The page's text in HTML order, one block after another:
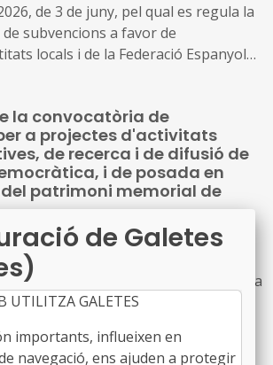
de 3 de juny, pel qual es regula la
subvencions a favor de
locals i de la Federació Espanyola
restes de persones víctimes de la
i la dictadura.
la convocatòria de
a projectes d'activitats
de recerca i de difusió de
i de posada en
patrimoni memorial de
2026, de 5 de març, per la qual es
JUS/351/2026, de 6 de febrer, per la
derivada de les bases
de concurrència a projectes
de Galetes
UTILITZA GALETES
importants, influeixen en
navegació, ens ajuden a protegir